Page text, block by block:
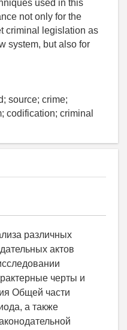
used in this
not only for the
criminal legislation as
system, but also for
source; crime;
codification; criminal
различных
актов
черты и
Общей части
а также